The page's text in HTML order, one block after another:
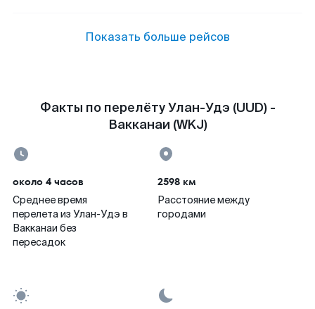
Показать больше рейсов
Факты по перелёту Улан-Удэ (UUD) -
Вакканаи (WKJ)
около 4 часов
Среднее время
перелета из Улан-Удэ в
Вакканаи без
пересадок
2598 км
Расстояние между
городами